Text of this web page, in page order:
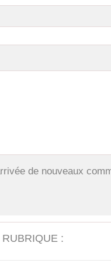
de nouveaux
: